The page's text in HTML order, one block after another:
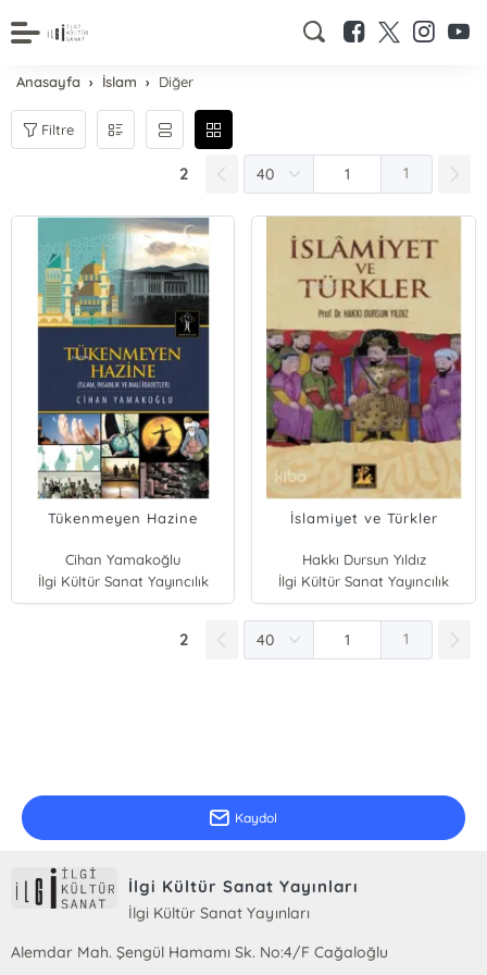
Anasayfa İslam Diğer
Filtre
2 1
Tükenmeyen Hazine
Cihan Yamakoğlu
İlgi Kültür Sanat Yayıncılık
İslamiyet ve Türkler
Hakkı Dursun Yıldız
İlgi Kültür Sanat Yayıncılık
2 1
Kaydol
İlgi Kültür Sanat Yayınları
İlgi Kültür Sanat Yayınları
Alemdar Mah. Şengül Hamamı Sk. No:4/F Cağaloğlu